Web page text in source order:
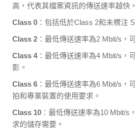
高，代表其檔案資訊的傳送速率越快。
Class 0 ：包括低於Class 2和未標注
Class 2 ：最低傳送速率為2 Mbit/s，
Class 4：最低傳送速率為4 Mbit/s，
影。
Class 6 ：最低傳送速率為6 Mbit/s，
拍和專業裝置的使用要求。
Class 10 ：最低傳送速率為10 Mbit/s
求的儲存需要。